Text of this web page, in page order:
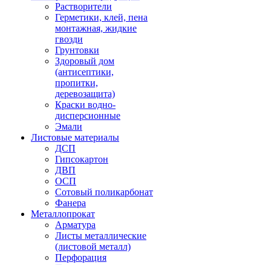
Растворители
Герметики, клей, пена
монтажная, жидкие
гвозди
Грунтовки
Здоровый дом
(антисептики,
пропитки,
деревозащита)
Краски водно-
дисперсионные
Эмали
Листовые материалы
ДСП
Гипсокартон
ДВП
ОСП
Сотовый поликарбонат
Фанера
Металлопрокат
Арматура
Листы металлические
(листовой металл)
Перфорация